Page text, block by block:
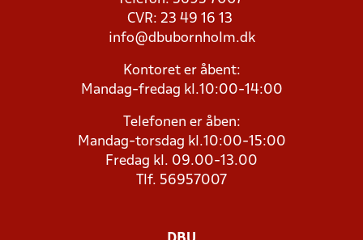
CVR: 23 49 16 13
info@dbubornholm.dk
Kontoret er åbent:
Mandag-fredag kl.10:00-14:00
Telefonen er åben:
Mandag-torsdag kl.10:00-15:00
Fredag kl. 09.00-13.00
Tlf. 56957007